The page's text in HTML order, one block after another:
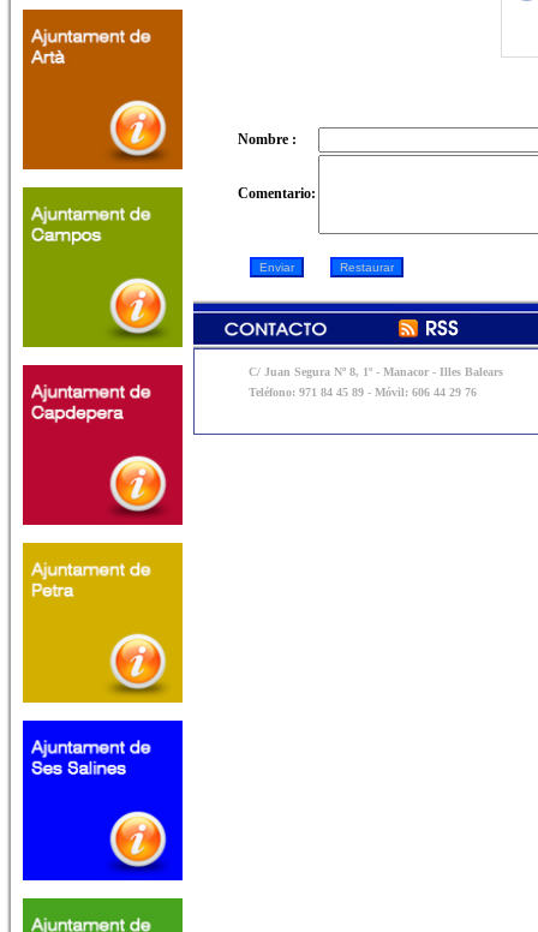
Nombre :
Comentario:
C/ Juan Segura Nº 8, 1º - Manacor - Illes Balears
Teléfono: 971 84 45 89 - Móvil: 606 44 29 76